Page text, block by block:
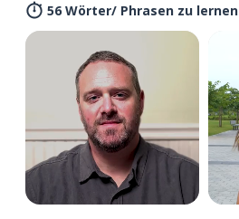
56 Wörter/ Phrasen zu lernen